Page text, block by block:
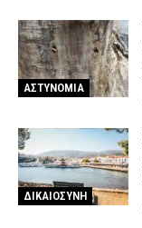
ΑΣΤΥΝΟΜΙΑ
ΔΙΚΑΙΟΣΥΝΗ